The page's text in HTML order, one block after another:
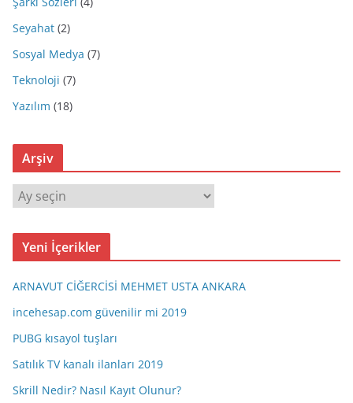
Seyahat (2)
Sosyal Medya (7)
Teknoloji (7)
Yazılım (18)
Arşiv
r
ş
Yeni İçerikler
ARNAVUT CİĞERCİSİ MEHMET USTA ANKARA
incehesap.com güvenilir mi 2019
PUBG kısayol tuşları
Satılık TV kanalı ilanları 2019
Skrill Nedir? Nasıl Kayıt Olunur?